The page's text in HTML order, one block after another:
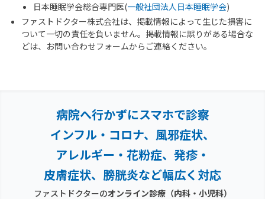
日本睡眠学会総合専門医(一般社団法人日本睡眠学会)
ファストドクター株式会社は、掲載情報によって生じた損害に
ついて一切の責任を負いません。掲載情報に誤りがある場合な
どは、お問い合わせフォームからご連絡ください。
病院へ行かずにスマホで診察
インフル・コロナ、風邪症状、
アレルギー・花粉症、 発疹・
皮膚症状、膀胱炎など幅広く対応
ファストドクターのオンライン診療（内科・小児科）